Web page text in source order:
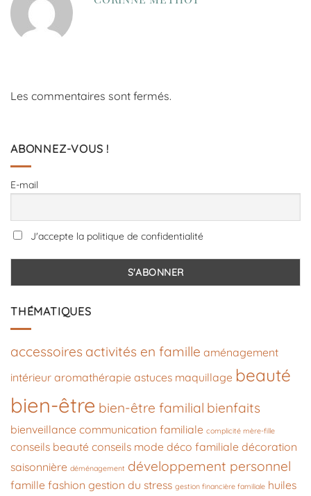
Les commentaires sont fermés.
ABONNEZ-VOUS !
E-mail
J'accepte la politique de confidentialité
THÉMATIQUES
accessoires activités en famille aménagement
intérieur aromathérapie astuces maquillage beauté
bien-être bien-être familial bienfaits
bienveillance communication familiale complicité mère-fille
conseils beauté conseils mode déco familiale décoration
saisonnière déménagement développement personnel
famille fashion gestion du stress gestion financière familiale huiles